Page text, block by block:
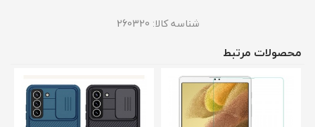
شناسه کالا: 260320
محصولات مرتبط